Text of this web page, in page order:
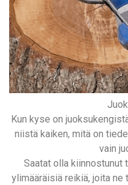
Kun kyse on
niistä kaiken, mitä on
vain
Saatat olla kiinnostunut
ylimääräisiä reikiä, joita ne